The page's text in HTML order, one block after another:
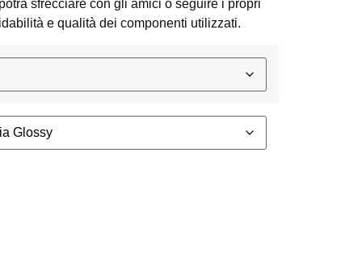
sfrecciare con gli amici o seguire i propri
e qualità dei componenti utilizzati.